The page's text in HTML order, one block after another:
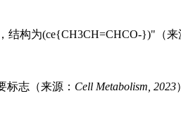
结构为(ce{CH3CH=CHCO-})"（来
志（来源： Cell Metabolism, 2023